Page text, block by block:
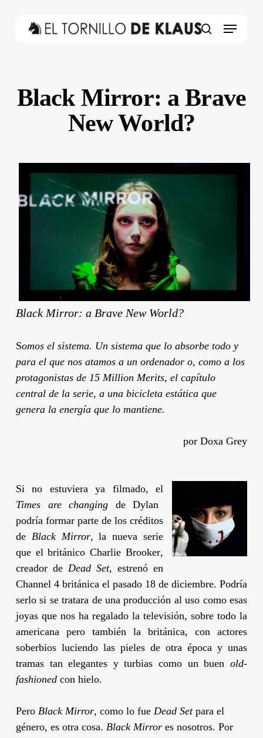
Menu
Black Mirror: a Brave
New World?
Black Mirror: a Brave New World?
Somos el sistema. Un sistema que lo absorbe todo y
para el que nos atamos a un ordenador o, como a los
protagonistas de 15 Million Merits, el capítulo
central de la serie, a una bicicleta estática que
genera la energía que lo mantiene.
por Doxa Grey
Si no estuviera ya filmado, el
Times are changing de Dylan
podría formar parte de los créditos
de Black Mirror, la nueva serie
que el británicoCharlie Brooker,
creador de Dead Set, estrenó en
Channel 4 británica el pasado 18 de diciembre. Podría
serlo si se tratara de una producción al uso como esas
joyas que nos ha regalado la televisión, sobre todo la
americana pero también la británica, con actores
soberbios luciendo las pieles de otra época y unas
tramas tan elegantes y turbias como un buenold-
fashionedcon hielo.
Pero Black Mirror, como lo fue Dead Setpara el
género, es otra cosa. Black Mirrores nosotros. Por